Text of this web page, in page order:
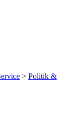
> Politik &